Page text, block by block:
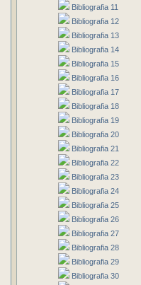
Bibliografia 11
Bibliografia 12
Bibliografia 13
Bibliografia 14
Bibliografia 15
Bibliografia 16
Bibliografia 17
Bibliografia 18
Bibliografia 19
Bibliografia 20
Bibliografia 21
Bibliografia 22
Bibliografia 23
Bibliografia 24
Bibliografia 25
Bibliografia 26
Bibliografia 27
Bibliografia 28
Bibliografia 29
Bibliografia 30